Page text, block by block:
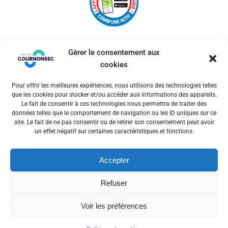
Gérer le consentement aux
cookies
Pour offrir les meilleures expériences, nous utilisons des technologies telles
que les cookies pour stocker et/ou accéder aux informations des appareils.
Le fait de consentir à ces technologies nous permettra de traiter des
données telles que le comportement de navigation ou les ID uniques sur ce
site. Le fait de ne pas consentir ou de retirer son consentement peut avoir
un effet négatif sur certaines caractéristiques et fonctions.
Accepter
Refuser
Voir les préférences
© 2026 Ville de Cournonsec. Un service proposé par
Comm'un Site
Mentions légales